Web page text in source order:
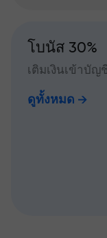
โบนัส 30%
เติมเงินเข้าบัญ
ดูทั้งหมด